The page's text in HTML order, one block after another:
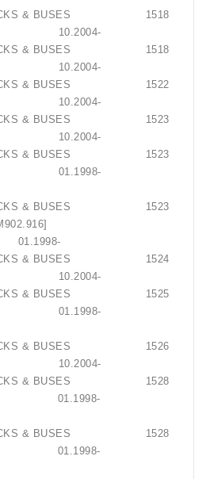
TRUCKS & BUSES 1518
10.2004-
TRUCKS & BUSES 1518
10.2004-
TRUCKS & BUSES 1522
10.2004-
TRUCKS & BUSES 1523
10.2004-
TRUCKS & BUSES 1523
01.1998-
TRUCKS & BUSES 1523
TRUCKS & BUSES 1524
10.2004-
TRUCKS & BUSES 1525
01.1998-
TRUCKS & BUSES 1526
10.2004-
TRUCKS & BUSES 1528
01.1998-
TRUCKS & BUSES 1528
01.1998-